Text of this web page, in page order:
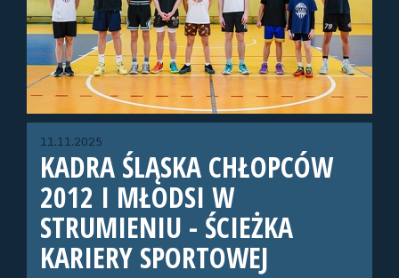
11.11.2025
KADRA ŚLĄSKA CHŁOPCÓW
2012 I MŁODSI W
STRUMIENIU - ŚCIEŻKA
KARIERY SPORTOWEJ